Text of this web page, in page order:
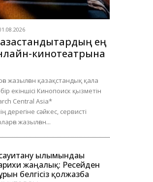
ең
кинотеатрына
жазылған қазақстандық қала
екіншісі Кинопоиск қызметін
Central Asia*
дерегіне сәйкес, сервисті
жазылған...
ғылымындағы
жаңалық: Ресейден
белгісіз қолжазба